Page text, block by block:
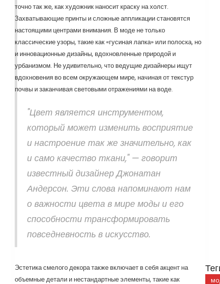
точно так же, как художник наносит краску на холст.
Захватывающие принты и сложные аппликации становятся
настоящими центрами внимания. В моде не только
классические узоры, такие как «гусиная лапка» или полоска, но
и инновационные дизайны, вдохновленные природой и
урбанизмом. Не удивительно, что ведущие дизайнеры ищут
вдохновения во всем окружающем мире, начиная от текстур
почвы и заканчивая световыми отражениями на воде.
"Цвет является инструментом,
который может изменить восприятие
и настроение так же значительно, как
и само качество ткани," — говорит
известный дизайнер Джонатан
Андерсон. Эти слова напоминают нам
о важности цвета в мире моды и его
способности трансформировать
повседневность в искусство.
Эстетика смелого декора также включает в себя акцент на
объемные детали и нестандартные элементы, такие как